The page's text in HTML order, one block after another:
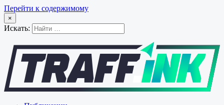
Перейти к содержимому
×
Искать: